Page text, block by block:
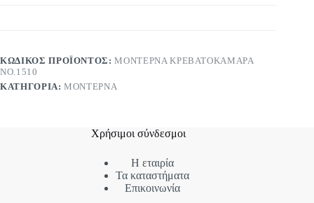
ΚΩΔΙΚΌΣ ΠΡΟΪΌΝΤΟΣ:ΜΟΝΤΈΡΝΑ ΚΡΕΒΑΤΟΚΆΜΑΡΑ
ΝΟ.1510
ΚΑΤΗΓΟΡΊΑ:ΜΟΝΤΈΡΝΑ
Χρήσιμοι σύνδεσμοι
Η εταιρία
Τα καταστήματα
Επικοινωνία